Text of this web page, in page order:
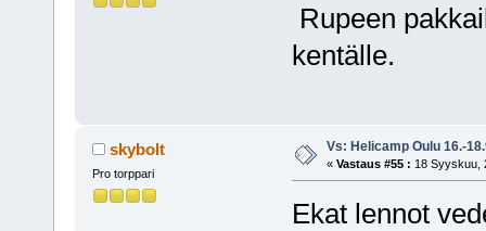
Rupeen
kentälle.
skybolt
Pro torppari
Vs: Helicamp Oulu 16.-
« Vastaus #55 : 18 Syyskuu,
Ekat lennot